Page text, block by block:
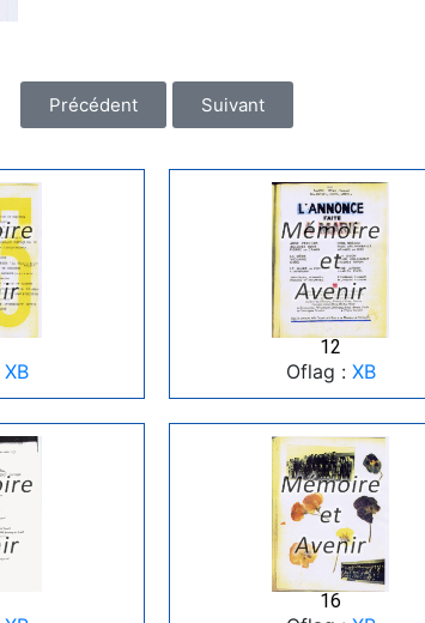
Précédent Suivant
XB
12
Oflag : XB
16